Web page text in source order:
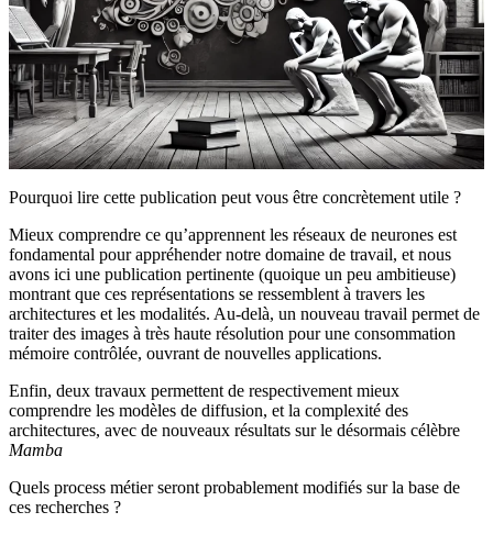
Pourquoi lire cette publication peut vous être concrètement utile ?
Mieux comprendre ce qu’apprennent les réseaux de neurones est
fondamental pour appréhender notre domaine de travail, et nous
avons ici une publication pertinente (quoique un peu ambitieuse)
montrant que ces représentations se ressemblent à travers les
architectures et les modalités. Au-delà, un nouveau travail permet de
traiter des images à très haute résolution pour une consommation
mémoire contrôlée, ouvrant de nouvelles applications.
Enfin, deux travaux permettent de respectivement mieux
comprendre les modèles de diffusion, et la complexité des
architectures, avec de nouveaux résultats sur le désormais célèbre
Mamba
Quels process métier seront probablement modifiés sur la base de
ces recherches ?